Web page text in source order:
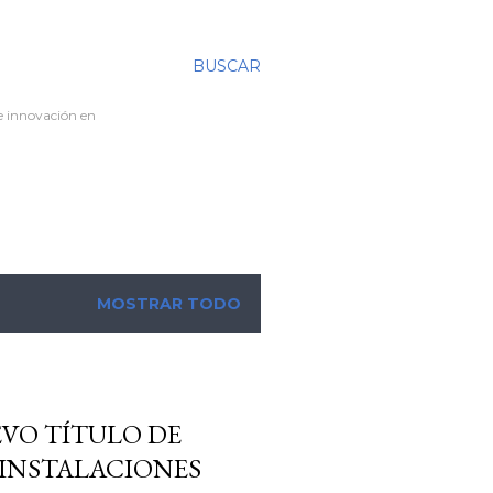
BUSCAR
innovación en
MOSTRAR TODO
TÍTULO DE